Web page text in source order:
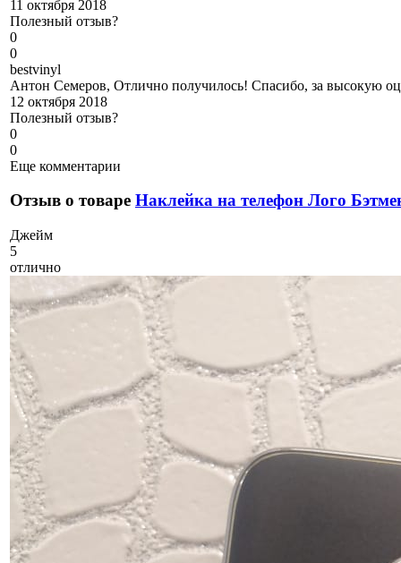
11 октября 2018
Полезный отзыв?
0
0
bestvinyl
Антон Семеров, Отлично получилось! Спасибо, за высокую
12 октября 2018
Полезный отзыв?
0
0
Еще комментарии
Отзыв о товаре Наклейка на телефон Лого
Джейм
5
отлично